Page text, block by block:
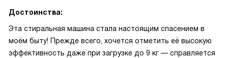
Достоинства:
Эта стиральная машина стала настоящим спасением в
моём быту! Прежде всего, хочется отметить её высокую
эффективность даже при загрузке до 9 кг — справляется